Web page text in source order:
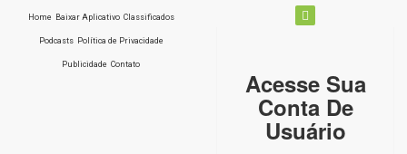
Home Baixar Aplicativo Classificados
Podcasts Política de Privacidade
Publicidade Contato
Acesse Sua
Conta De
Usuário